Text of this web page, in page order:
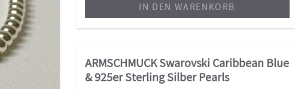
IN DEN WARENKORB
ARMSCHMUCK Swarovski Caribbean Blue
& 925er Sterling Silber Pearls